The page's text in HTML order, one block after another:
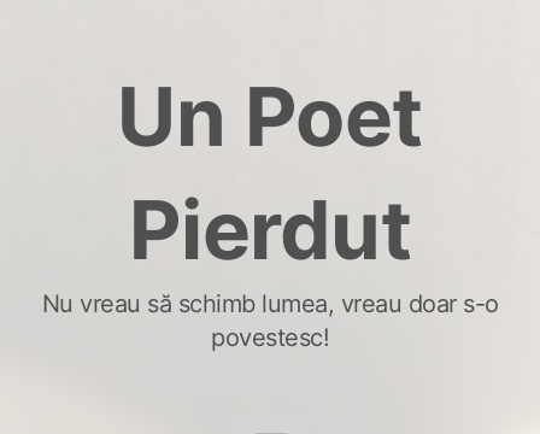
Un Poet
Pierdut
Nu vreau să schimb lumea, vreau doar s-o
povestesc!